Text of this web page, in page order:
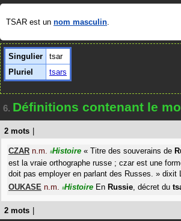
TSAR est un nom masculin.
Singulier
tsar
Pluriel
tsars
6. Définitions contenant le
2 mots
CZAR n.m. #Histoire « Titre des souverains de
est la vraie orthographe russe ; czar est une
doit pas employer en parlant des Russes. » dixit
OUKASE n.m. #Histoire En Russie, décret du
2 mots